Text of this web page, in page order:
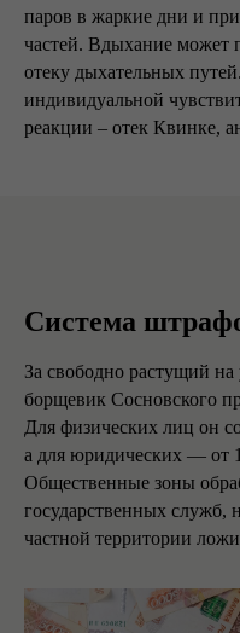
паров в жаркие дни и
частей. Вдыхание может
отеку дыхательных
индивидуальной
реакции – отек Квинке,
Система
За свободно растущий на
борщевик Сосновского
Для физических лиц он
а для юридических — от
Общественные зоны
государственных служб,
частной территории